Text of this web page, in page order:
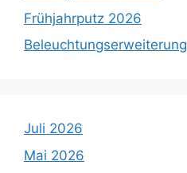
Frühjahrputz 2026
Beleuchtungserweiterung
Juli 2026
Mai 2026